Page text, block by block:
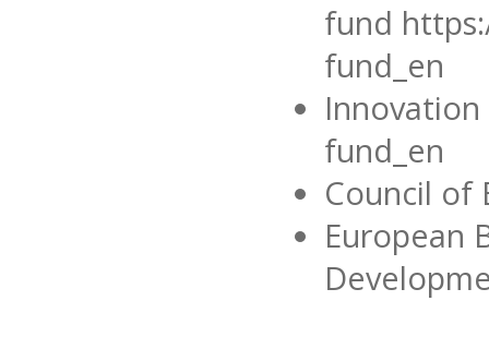
fund
fund_en
fund_en
Council of
European